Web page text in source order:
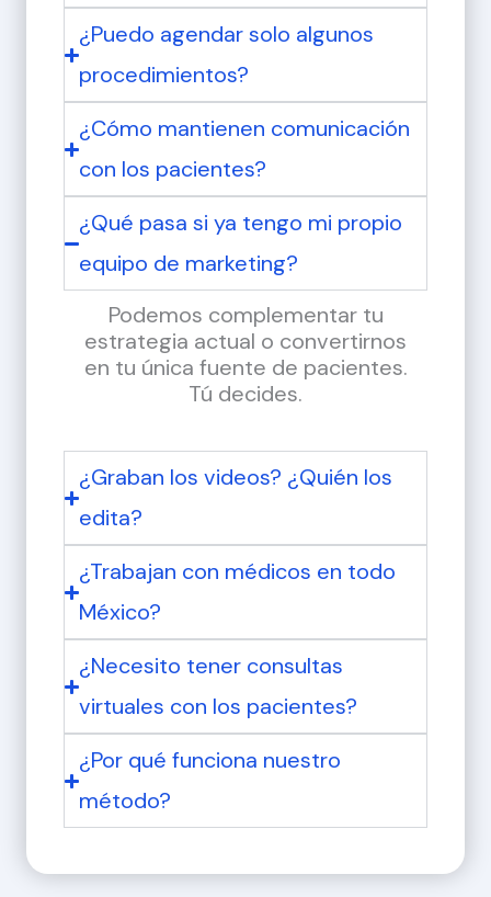
¿Puedo agendar solo algunos
procedimientos?
¿Cómo mantienen comunicación
con los pacientes?
¿Qué pasa si ya tengo mi propio
equipo de marketing?
Podemos complementar tu
estrategia actual o convertirnos
en tu única fuente de pacientes.
Tú decides.
¿Graban los videos? ¿Quién los
edita?
¿Trabajan con médicos en todo
México?
¿Necesito tener consultas
virtuales con los pacientes?
¿Por qué funciona nuestro
método?